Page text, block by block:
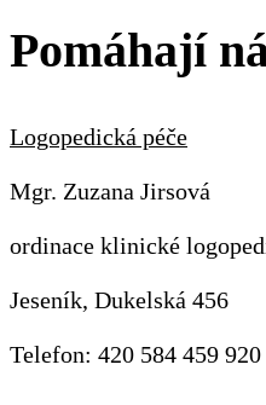
Pomáhají
Logopedická péče
Mgr. Zuzana Jirsová
ordinace klinické
Jeseník, Dukelská 456
Telefon: 420 584 459 920